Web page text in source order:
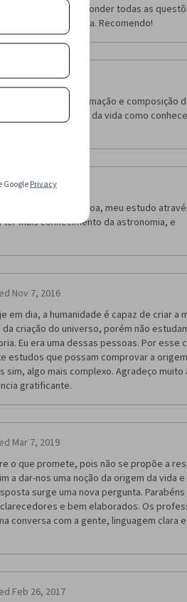
se propõe a responder todas as
da temática. Recomendo!
Nov 25, 2018
noção sobre a formação e composição
da possível origem da vida como
Jun 27, 2020
são muito boa, meu estudo
mais conhecimento da astronomia, e
Nov 7, 2016
em dia, a humanidade é capaz de criar a
criação do universo, porém não
Eu era uma dessas pessoas. Por esse
estudos que possam comprovar a
sim, algo mais complexo. Agradeço muito
gratificante.
Mar 7, 2019
o que promete, pois não se propõe a
a dar-nos uma noção da origem da vida
surge uma nova pergunta.
e bem elaborados. Os
conversa com a gente, linguagem clara
Feb 26, 2017
GooglePrivacy